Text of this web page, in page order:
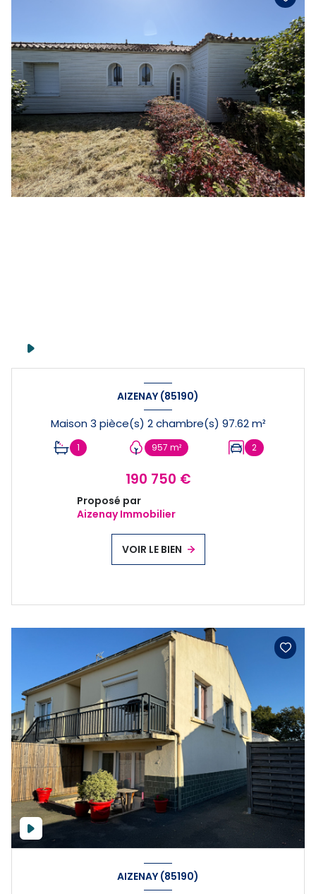
AIZENAY (85190)
Maison 3 pièce(s) 2 chambre(s) 97.62 m²
1 957 m² 2
190 750 €
Proposé par
Aizenay Immobilier
VOIR LE BIEN
AIZENAY (85190)